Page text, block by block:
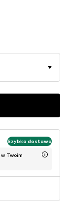
Szybka dostawa
Twoim